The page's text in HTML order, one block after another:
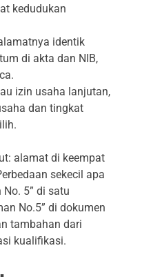
kedudukan
identik
di akta dan NIB,
izin usaha lanjutan,
dan tingkat
alamat di keempat
sekecil apa
5” di satu
No.5” di dokumen
tambahan dari
kualifikasi.